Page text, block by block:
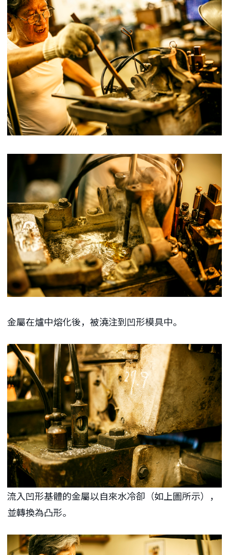
金屬在爐中熔化後，被澆注到凹形模具中。
流入凹形基體的金屬以自來水冷卻（如上圖所示），
並轉換為凸形。